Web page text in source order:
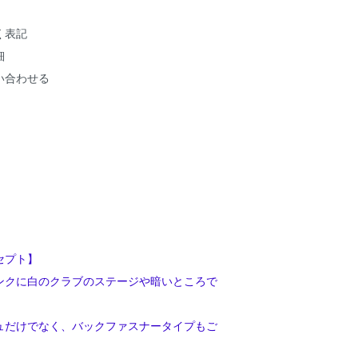
表記
合わせる
ト】
に白のクラブのステージや暗いところで
けでなく、バックファスナータイプもご